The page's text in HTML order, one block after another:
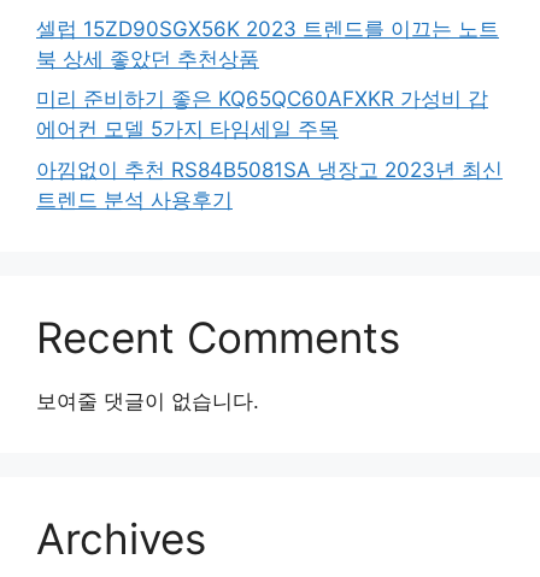
셀럽 15ZD90SGX56K 2023 트렌드를 이끄는 노트
북 상세 좋았던 추천상품
미리 준비하기 좋은 KQ65QC60AFXKR 가성비 갑
에어컨 모델 5가지 타임세일 주목
아낌없이 추천 RS84B5081SA 냉장고 2023년 최신
트렌드 분석 사용후기
Recent Comments
보여줄 댓글이 없습니다.
Archives